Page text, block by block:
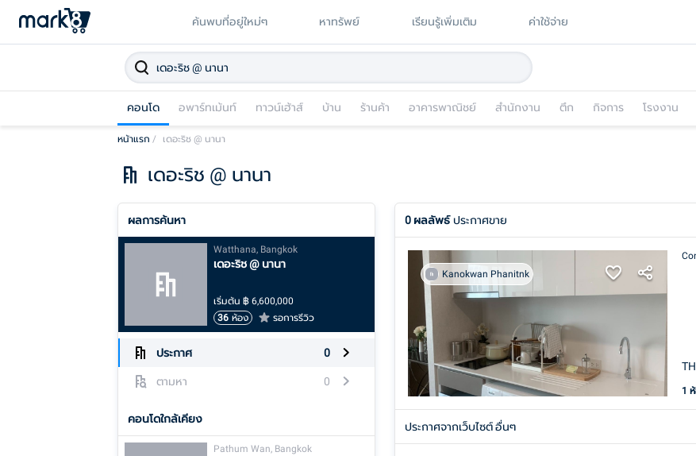
ค้นพบที่อยู่ใหม่ๆ หาทรัพย์ เรียนรู้เพิ่มเติม ค่าใช้จ่าย
คอนโด อพาร์ทเม้นท์ ทาวน์เฮ้าส์ บ้าน ร้านค้า อาคารพาณิชย์ สำนักงาน ตึก กิจการ โรงงาน
หน้าแรก / เดอะริช @ นานา
เดอะริช @ นานา
ผลการค้นหา
Watthana, Bangkok
เดอะริช @ นานา
เริ่มต้น ฿ 6,600,000
36 ห้อง รอการรีวิว
ประกาศ 0
ตามหา 0
คอนโดใกล้เคียง
Pathum Wan, Bangkok
0ผลลัพธ์ ประกาศขาย
Kanokwan Phanitnk
1
ประกาศจากเว็บไซต์ อื่นๆ